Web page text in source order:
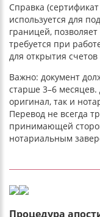
Справка
используется для
границей,
требуется при
для открытия
Важно: документ
старше 3–6 месяцев.
оригинал, так и
Перевод не всегда
принимающей
нотариальным
Процедура